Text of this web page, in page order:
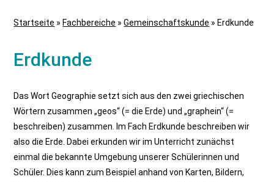
Startseite » Fachbereiche »Gemeinschaftskunde » Erdkunde
Erdkunde
Das Wort Geographie setzt sich aus den zwei griechischen
Wörtern zusammen „geos“ (= die Erde) und „graphein“ (=
beschreiben) zusammen. Im Fach Erdkunde beschreiben wir
also die Erde. Dabei erkunden wir im Unterricht zunächst
einmal die bekannte Umgebung unserer Schülerinnen und
Schüler. Dies kann zum Beispiel anhand von Karten, Bildern,